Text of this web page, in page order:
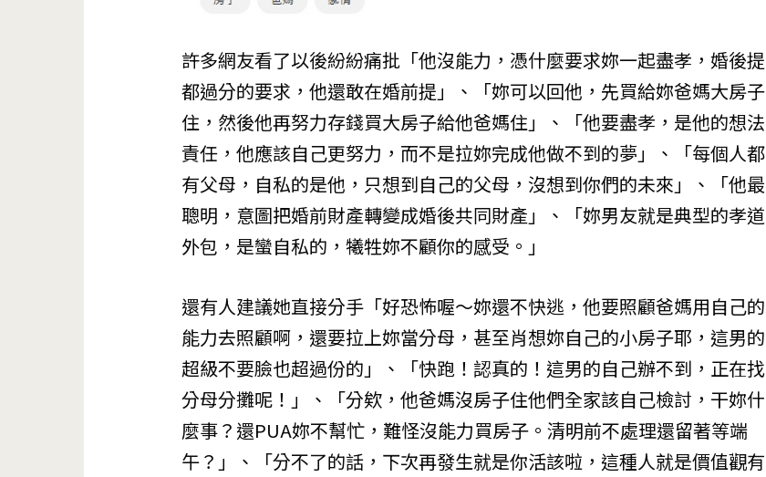
許多網友看了以後紛紛痛批「他沒能力，憑什麼要求妳一起盡孝，婚後提
都過分的要求，他還敢在婚前提」、「妳可以回他，先買給妳爸媽大房子
住，然後他再努力存錢買大房子給他爸媽住」、「他要盡孝，是他的想法
責任，他應該自己更努力，而不是拉妳完成他做不到的夢」、「每個人都
有父母，自私的是他，只想到自己的父母，沒想到你們的未來」、「他最
聰明，意圖把婚前財產轉變成婚後共同財產」、「妳男友就是典型的孝道
外包，是蠻自私的，犧牲妳不顧你的感受。」
還有人建議她直接分手「好恐怖喔～妳還不快逃，他要照顧爸媽用自己的
能力去照顧啊，還要拉上妳當分母，甚至肖想妳自己的小房子耶，這男的
超級不要臉也超過份的」、「快跑！認真的！這男的自己辦不到，正在找
分母分攤呢！」、「分欸，他爸媽沒房子住他們全家該自己檢討，干妳什
麼事？還PUA妳不幫忙，難怪沒能力買房子。清明前不處理還留著等端
午？」、「分不了的話，下次再發生就是你活該啦，這種人就是價值觀有